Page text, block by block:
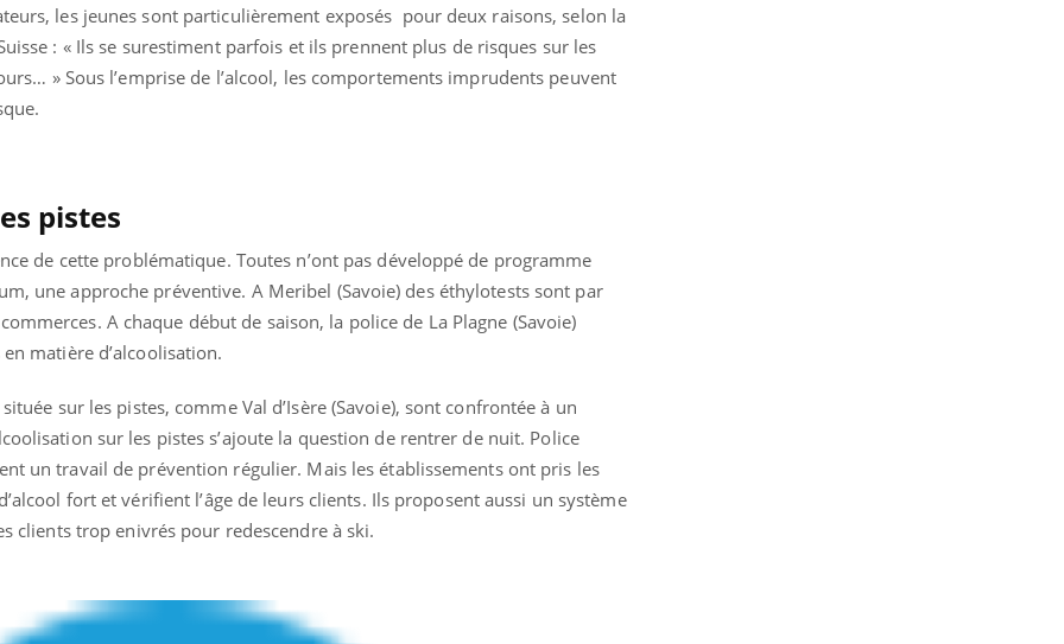
les jeunes sont particulièrement exposés pour deux raisons, selon la
: « Ils se surestiment parfois et ils prennent plus de risques sur les
» Sous l’emprise de l’alcool, les comportements imprudents peuvent
pistes
de cette problématique. Toutes n’ont pas développé de programme
une approche préventive. A Meribel (Savoie) des éthylotests sont par
A chaque début de saison, la police de La Plagne (Savoie)
matière d’alcoolisation.
sur les pistes, comme Val d’Isère (Savoie), sont confrontée à un
sur les pistes s’ajoute la question de rentrer de nuit. Police
un travail de prévention régulier. Mais les établissements ont pris les
fort et vérifient l’âge de leurs clients. Ils proposent aussi un système
clients trop enivrés pour redescendre à ski.